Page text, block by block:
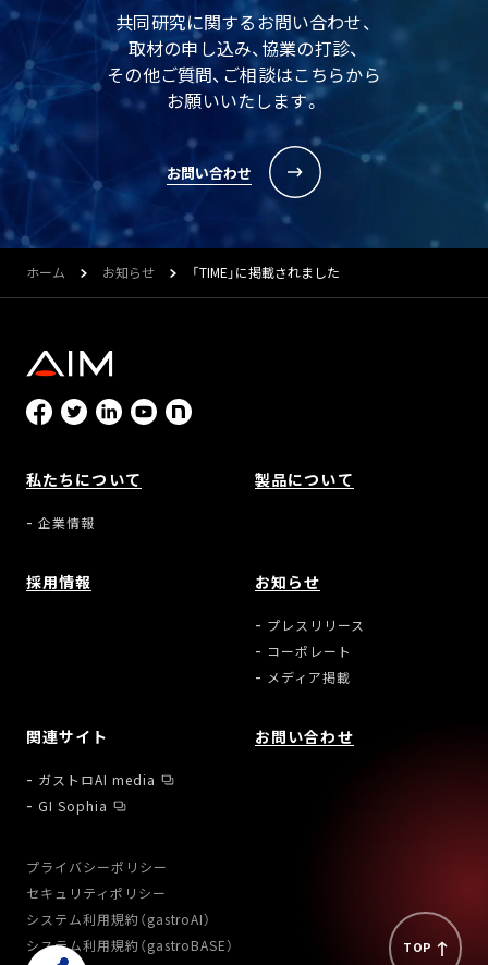
共同研究に関するお問い合わせ、
取材の申し込み、協業の打診、
その他ご質問、ご相談はこちらから
お願いいたします。
お問い合わせ
ホーム お知らせ 「TIME」に掲載されました
私たちについて
企業情報
製品について
採用情報 お知らせ
プレスリリース
コーポレート
メディア掲載
関連サイト
ガストロAI media
GI Sophia
お問い合わせ
プライバシーポリシー
セキュリティポリシー
システム利用規約（gastroAI）
システム利用規約（gastroBASE）
TOP